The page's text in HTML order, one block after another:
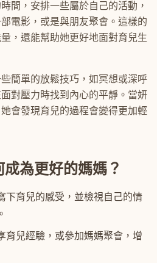
間，安排一些屬於自己的活動，
電影，或是與朋友聚會。這樣的
，還能幫助她更好地面對育兒生
簡單的放鬆技巧，如冥想或深呼
對壓力時找到內心的平靜。當妍
會發現育兒的過程會變得更加輕
為更好的媽媽？
下育兒的感受，並檢視自己的情
育兒經驗，或參加媽媽聚會，增